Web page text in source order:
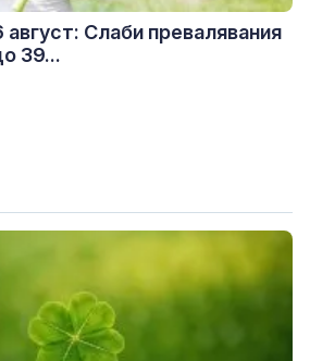
Слаби превалявания
39...